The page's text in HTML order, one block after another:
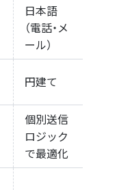
日本語
（電話・メ
ール）
円建て
個別送信
ロジック
で最適化